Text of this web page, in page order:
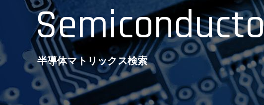
半導体マトリックス検索